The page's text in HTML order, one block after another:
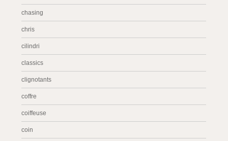
chasing
chris
cilindri
classics
clignotants
coffre
coiffeuse
coin